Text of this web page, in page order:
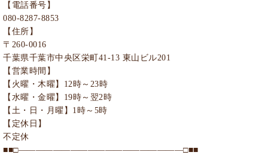
【電話番号】
080-8287-8853
【住所】
〒260-0016
千葉県千葉市中央区栄町41-13 東山ビル201
【営業時間】
【火曜・木曜】12時～23時
【水曜・金曜】19時～翌2時
【土・日・月曜】1時～5時
【定休日】
不定休
■■□―――――――――――――――――――□■■